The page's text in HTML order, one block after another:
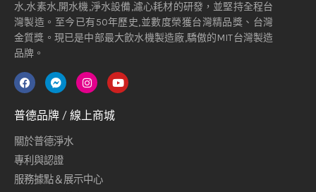
水,水素水,開水機,淨水設備,濾心耗材的研發，並堅持全程台
灣製造。至今已有50年歷史,並數度榮獲台灣精品獎、台灣
金質獎。現已是中部最大飲水機製造廠,驕傲的MIT台灣製造
品牌。
普德品牌 / 線上商城
關於普德淨水
專利與認證
服務據點＆展示中心